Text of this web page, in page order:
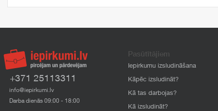
+371 25113311
info@iepirkumi.lv
Darba dienās 09:00 - 18:00
Pasūtītājiem
Iepirkumu izsludināšana
Kāpēc izsludināt?
Kā tas darbojas?
Kā izsludināt?